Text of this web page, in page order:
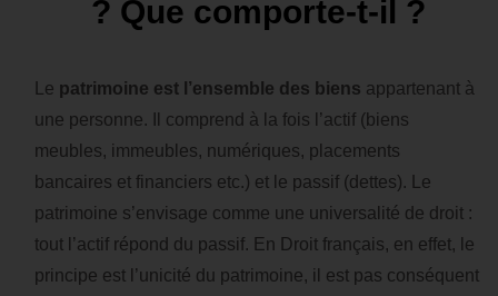
? Que comporte-t-il ?
Le patrimoine est l’ensemble des biens appartenant à
une personne. Il comprend à la fois l’actif (biens
meubles, immeubles, numériques, placements
bancaires et financiers etc.) et le passif (dettes). Le
patrimoine s’envisage comme une universalité de droit :
tout l’actif répond du passif. En Droit français, en effet, le
principe est l’unicité du patrimoine, il est pas conséquent